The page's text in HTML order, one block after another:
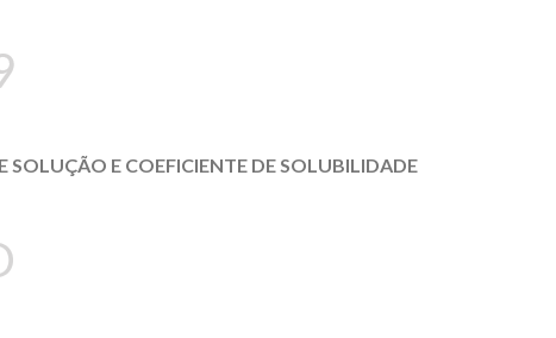
SOLUÇÃO E COEFICIENTE DE SOLUBILIDADE